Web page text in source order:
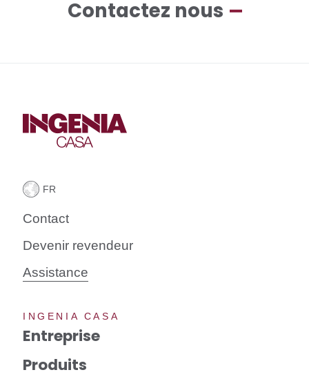
Contactez nous
Contact
Devenir revendeur
Assistance
INGENIA CASA
Entreprise
Produits